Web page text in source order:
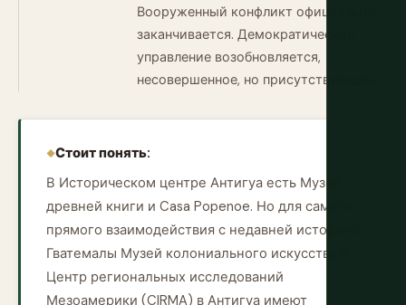
Вооруженный конфликт официально
заканчивается. Демократическое
управление возобновляется,
несовершенное, но присутствующее.
Стоит понять:
В Историческом центре Антигуа есть Музей
древней книги и Casa Popenoe. Но для самого
прямого взаимодействия с недавней историей
Гватемалы Музей колониального искусства и
Центр региональных исследований
Мезоамерики (CIRMA) в Антигуа имеют